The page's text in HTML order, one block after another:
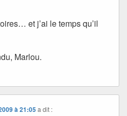
et j’ai le temps qu’il
Marlou.
à 21:05 a dit :